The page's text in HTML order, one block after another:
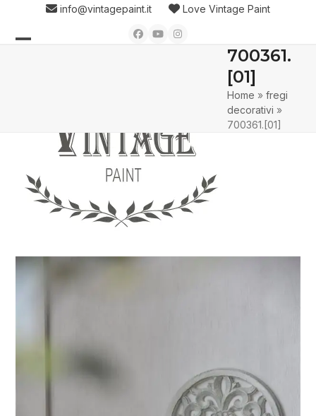
content
info@vintagepaint.it Love Vintage Paint
Facebook
YouTubeInstagram
700361.
[01]
Home »fregi
decorativi »
700361.[01]